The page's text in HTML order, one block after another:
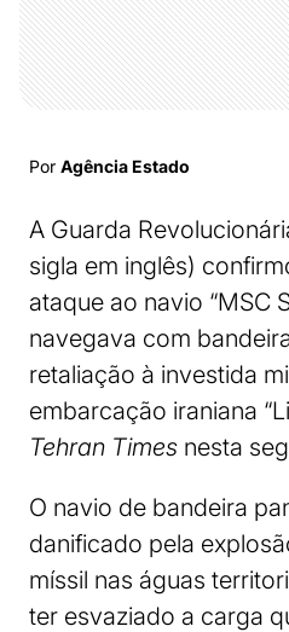
Por Agência Estado
A Guarda
sigla em inglês)
ataque ao navio “MSC
navegava com
retaliação à investida
embarcação iraniana
Tehran Times nesta
O navio de bandeira
danificado pela
míssil nas águas
ter esvaziado a carga